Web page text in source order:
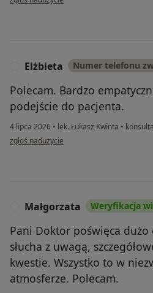
Elżbieta Numer telefonu
Polecam. Bardzo
podejście do pacjenta.
4 lipca 2026 • lek. Łukasz Kwinta •
w opinii użytkownika Elżbieta
zgłoś nadużycie
Małgorzata Weryfikacja
Pani Doktor poświęca dużo
słucha z uwagą,
kwestie. Wszystko to w
atmosferze. Polecam.